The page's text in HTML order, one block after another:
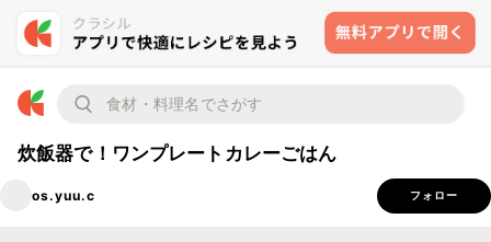
炊飯器で！ワンプレートカレーごはん
os.yuu.c フォロー